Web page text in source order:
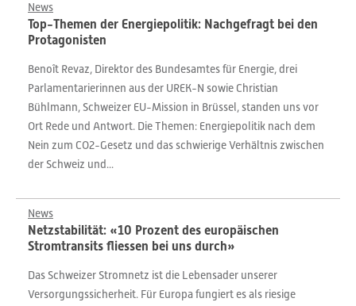
News
Top-Themen der Energiepolitik: Nachgefragt bei den
Protagonisten
Benoît Revaz, Direktor des Bundesamtes für Energie, drei
Parlamentarierinnen aus der UREK-N sowie Christian
Bühlmann, Schweizer EU-Mission in Brüssel, standen uns vor
Ort Rede und Antwort. Die Themen: Energiepolitik nach dem
Nein zum CO2-Gesetz und das schwierige Verhältnis zwischen
der Schweiz und...
News
Netzstabilität: «10 Prozent des europäischen
Stromtransits fliessen bei uns durch»
Das Schweizer Stromnetz ist die Lebensader unserer
Versorgungssicherheit. Für Europa fungiert es als riesige